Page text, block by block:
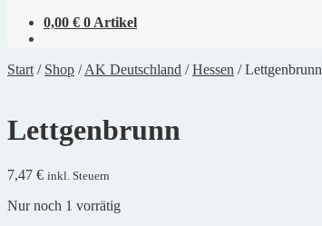
0,00 € 0 Artikel
Start / Shop /AK Deutschland /Hessen /Lettgenbrunn
Lettgenbrunn
7,47 € inkl. Steuern
Nur noch 1 vorrätig